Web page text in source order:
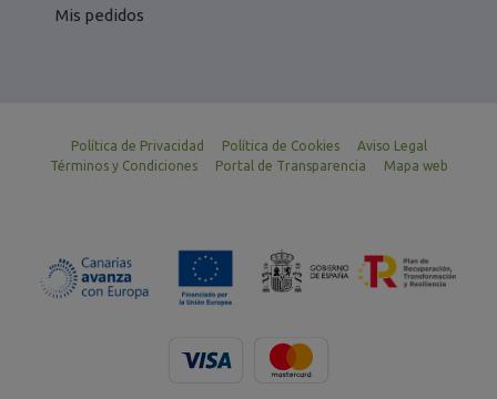
Mis pedidos
Política de Privacidad Política de Cookies
Aviso Legal
Términos y Condiciones
Portal de Transparencia Mapa web